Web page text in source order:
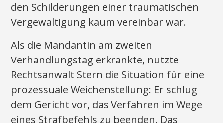
den Schilderungen einer traumatischen
Vergewaltigung kaum vereinbar war.
Als die Mandantin am zweiten
Verhandlungstag erkrankte, nutzte
Rechtsanwalt Stern die Situation für eine
prozessuale Weichenstellung: Er schlug
dem Gericht vor, das Verfahren im Wege
eines Strafbefehls zu beenden. Das